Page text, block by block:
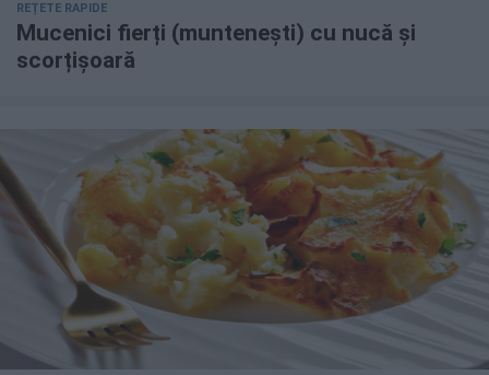
REȚETE RAPIDE
Mucenici fierți (muntenești) cu nucă și
scorțișoară